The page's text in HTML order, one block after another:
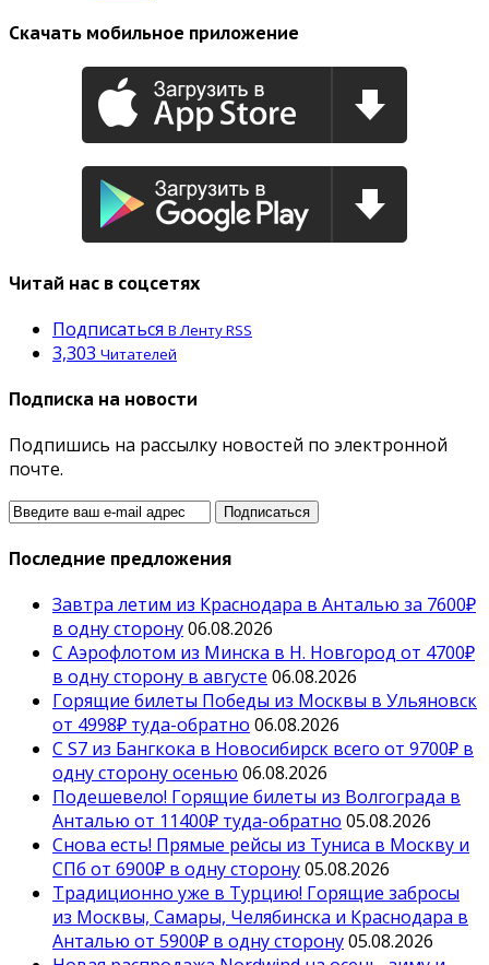
Скачать мобильное приложение
Читай нас в соцсетях
Подписаться В Ленту RSS
3,303 Читателей
Подписка на новости
Подпишись на рассылку новостей по электронной
почте.
Последние предложения
Завтра летим из Краснодара в Анталью за 7600₽
в одну сторону06.08.2026
С Аэрофлотом из Минска в Н. Новгород от 4700₽
в одну сторону в августе 06.08.2026
Горящие билеты Победы из Москвы в Ульяновск
от 4998₽ туда-обратно 06.08.2026
С S7 из Бангкока в Новосибирск всего от 9700₽ в
одну сторону осенью 06.08.2026
Подешевело! Горящие билеты из Волгограда в
Анталью от 11400₽ туда-обратно 05.08.2026
Снова есть! Прямые рейсы из Туниса в Москву и
СПб от 6900₽ в одну сторону05.08.2026
Традиционно уже в Турцию! Горящие забросы
из Москвы, Самары, Челябинска и Краснодара в
Анталью от 5900₽ в одну сторону05.08.2026